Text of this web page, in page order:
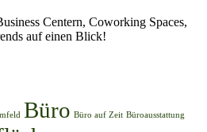
Centern, Coworking Spaces,
auf einen Blick!
Büro Büro auf Zeit Büroausstattung